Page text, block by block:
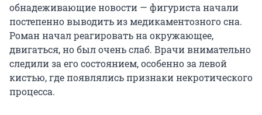
обнадеживающие новости — фигуриста начали
постепенно выводить из медикаментозного сна.
Роман начал реагировать на окружающее,
двигаться, но был очень слаб. Врачи внимательно
следили за его состоянием, особенно за левой
кистью, где появлялись признаки некротического
процесса.